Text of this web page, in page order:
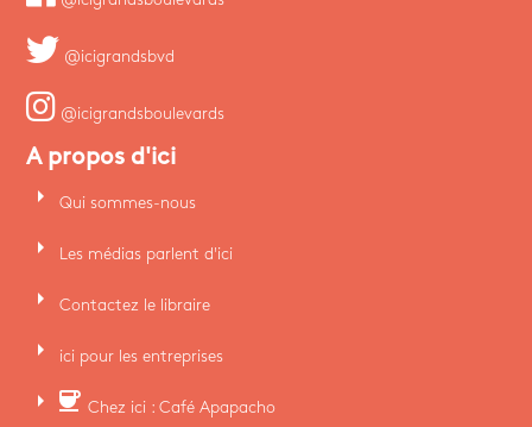
@icigrandsbvd
@icigrandsboulevards
A propos d'ici
arrow_right Qui sommes-nous
arrow_right Les médias parlent d'ici
arrow_right Contactez le libraire
arrow_right ici pour les entreprises
arrow_right coffee Chez ici : Café Apapacho